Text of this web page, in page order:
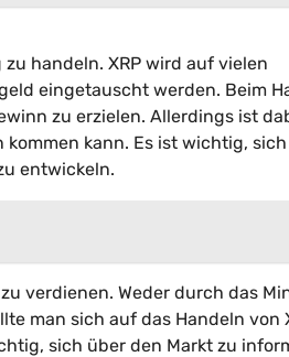
handeln. XRP wird auf vielen
eingetauscht werden. Beim
zu erzielen. Allerdings ist
kann. Es ist wichtig, sich
entwickeln.
verdienen. Weder durch das
man sich auf das Handeln von
sich über den Markt zu